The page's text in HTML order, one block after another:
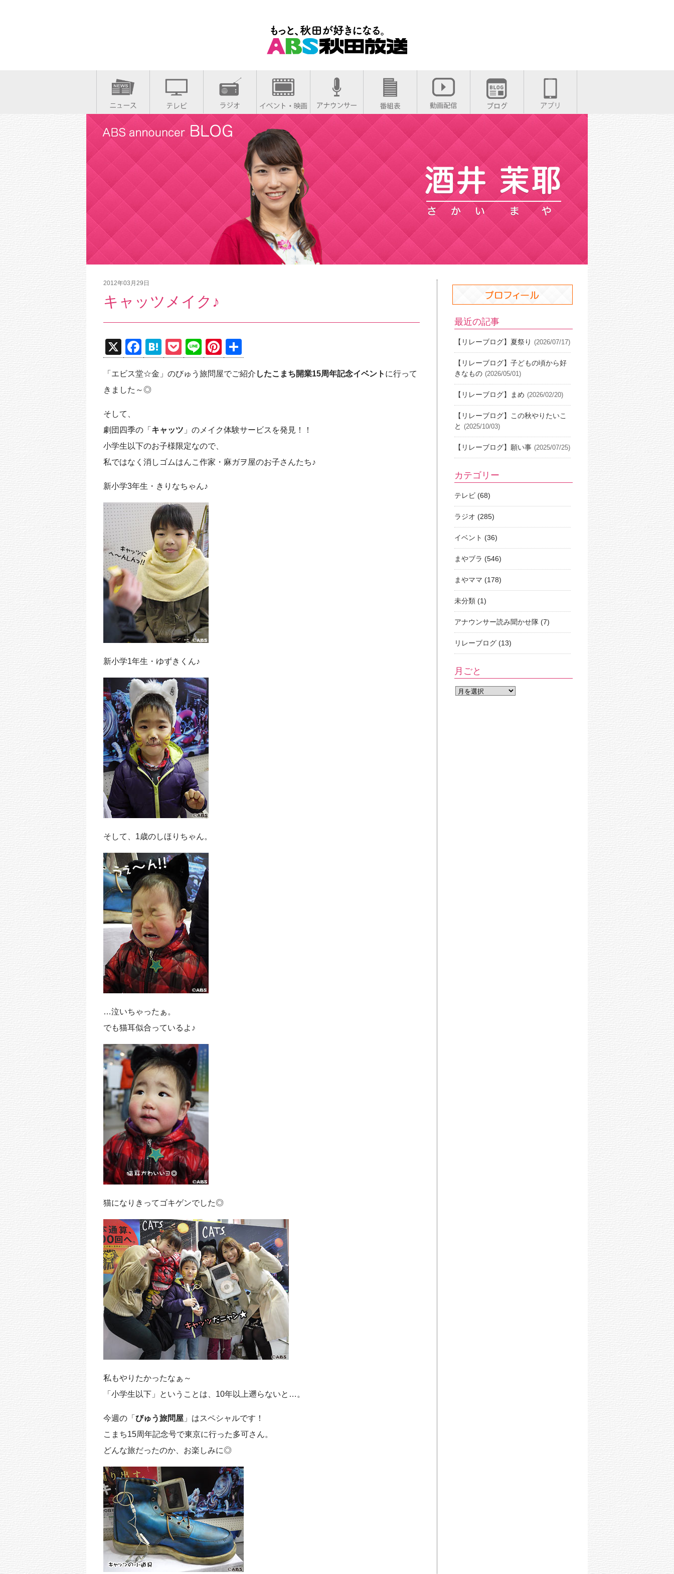
2012年03月29日
キャッツメイク♪
X
F
a
c
e
o
o
k
H
at
e
P
o
ck
Li
n
e
Pi
nt
er
有
「エビス堂☆金」のびゅう旅問屋でご紹介 したこまち開業15周年記念イベント に行って
きました～◎
そして、
劇団四季の「 キャッツ 」のメイク体験サービスを発見！！
小学生以下のお子様限定なので、
私ではなく消しゴムはんこ作家・麻ガヲ屋のお子さんたち♪
新小学3年生・きりなちゃん♪
新小学1年生・ゆずきくん♪
そして、1歳のしほりちゃん。
…泣いちゃったぁ。
でも猫耳似合っているよ♪
猫になりきってゴキゲンでした◎
私もやりたかったなぁ～
「小学生以下」ということは、10年以上遡らないと…。
今週の「 びゅう旅問屋 」はスペシャルです！
こまち15周年記念号で東京に行った多可さん。
どんな旅だったのか、お楽しみに◎
最近の記事
【リレーブログ】夏祭り (2026/07/17)
【リレーブログ】子どもの頃から好
きなもの (2026/05/01)
【リレーブログ】まめ (2026/02/20)
【リレーブログ】この秋やりたいこ
と (2025/10/03)
【リレーブログ】願い事 (2025/07/25)
カテゴリー
テレビ (68)
ラジオ (285)
イベント (36)
まやブラ (546)
まやママ (178)
未分類 (1)
アナウンサー読み聞かせ隊 (7)
リレーブログ (13)
月ごと